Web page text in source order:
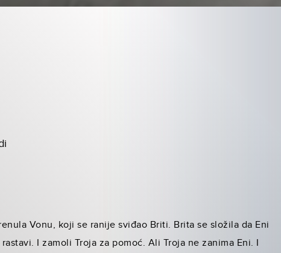
Vonu, koji se ranije sviđao Briti. Brita se složila da Eni
I zamoli Troja za pomoć. Ali Troja ne zanima Eni. I